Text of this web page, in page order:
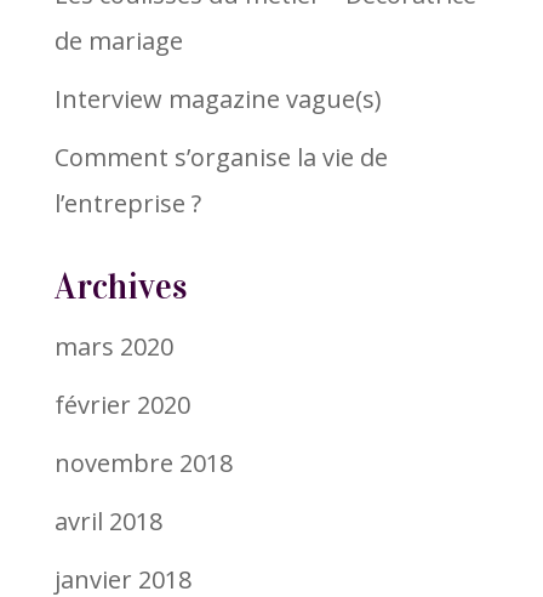
de mariage
Interview magazine vague(s)
Comment s’organise la vie de
l’entreprise ?
Archives
mars 2020
février 2020
novembre 2018
avril 2018
janvier 2018